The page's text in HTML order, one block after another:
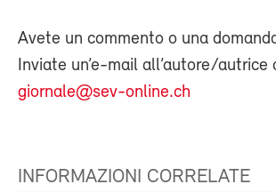
Avete un commento o una
Inviate un’e-mail all’autore/autrice
giornale@sev-online.ch
INFORMAZIONI CORRELATE